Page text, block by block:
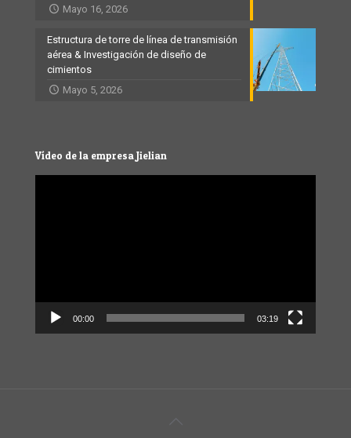
Mayo 16, 2026
Estructura de torre de línea de transmisión
aérea & Investigación de diseño de
cimientos
Mayo 5, 2026
Vídeo de la empresa Jielian
00:00 03:19